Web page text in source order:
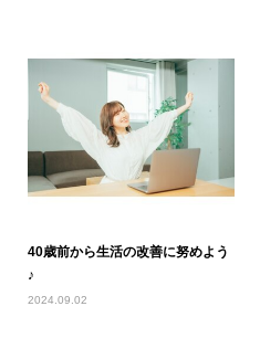
40歳前から生活の改善に努めよう
♪
2024.09.02